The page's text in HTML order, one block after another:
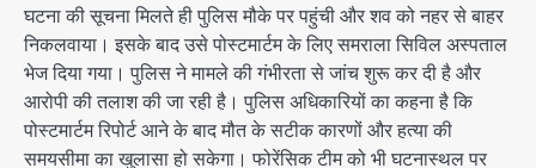
घटना की सूचना मिलते ही पुलिस मौके पर पहुंची और शव को नहर से बाहर
निकलवाया। इसके बाद उसे पोस्टमार्टम के लिए समराला सिविल अस्पताल
भेज दिया गया। पुलिस ने मामले की गंभीरता से जांच शुरू कर दी है और
आरोपी की तलाश की जा रही है। पुलिस अधिकारियों का कहना है कि
पोस्टमार्टम रिपोर्ट आने के बाद मौत के सटीक कारणों और हत्या की
समयसीमा का खुलासा हो सकेगा। फोरेंसिक टीम को भी घटनास्थल पर